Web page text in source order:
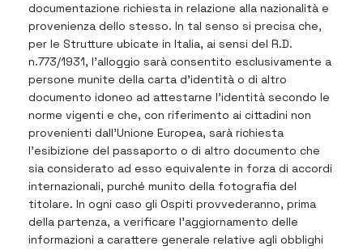
documentazione richiesta in relazione alla nazionalità e
provenienza dello stesso. In tal senso si precisa che,
per le Strutture ubicate in Italia, ai sensi del R.D.
n.773/1931, l’alloggio sarà consentito esclusivamente a
persone munite della carta d'identità o di altro
documento idoneo ad attestarne l'identità secondo le
norme vigenti e che, con riferimento ai cittadini non
provenienti dall’Unione Europea, sarà richiesta
l'esibizione del passaporto o di altro documento che
sia considerato ad esso equivalente in forza di accordi
internazionali, purché munito della fotografia del
titolare. In ogni caso gli Ospiti provvederanno, prima
della partenza, a verificare l’aggiornamento delle
informazioni a carattere generale relative agli obblighi